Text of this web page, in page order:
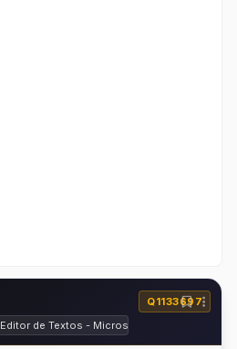
Q1133697
Editor de Textos - Microsoft Word e